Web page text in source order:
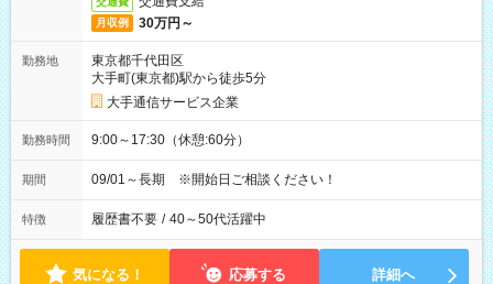
月収例 30万円～
勤務地
東京都千代田区
大手町(東京都)駅から徒歩5分
大手通信サービス企業
勤務時間 9:00～17:30（休憩:60分）
期間 09/01～長期 ※開始日ご相談ください！
特徴 履歴書不要 / 40～50代活躍中
気になる！ 応募する 詳細へ